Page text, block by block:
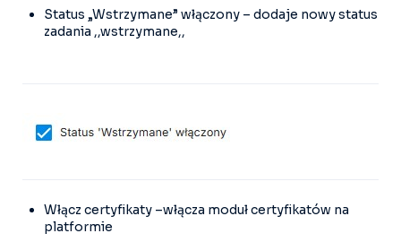
Status „Wstrzymane” włączony – dodaje nowy status
zadania ,,wstrzymane,,
Włącz certyfikaty –włącza moduł certyfikatów na
platformie